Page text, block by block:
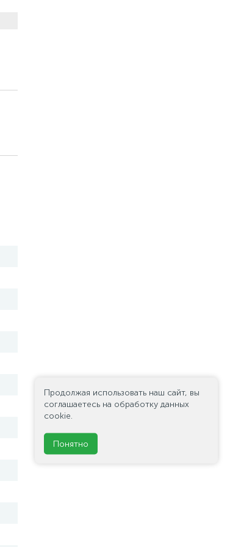
Продолжая использовать наш сайт, вы
соглашаетесь на обработку данных
cookie.
Понятно